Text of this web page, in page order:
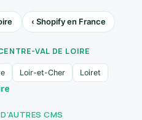
‹ Shopify en France
VAL DE LOIRE
Loir-et-Cher Loiret
CMS